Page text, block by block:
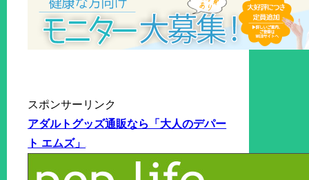
スポンサーリンク
アダルトグッズ通販なら「大人のデパー
ト エムズ」